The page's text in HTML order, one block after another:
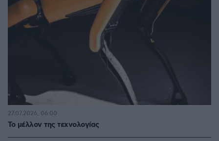
Το μέλλον της τεχνολογίας
27.07.2026, 06:00